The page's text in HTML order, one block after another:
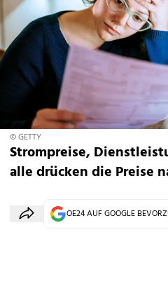
© GETTY
Strompreise,
alle drücken die Preise
OE24 AUF GOOGLE